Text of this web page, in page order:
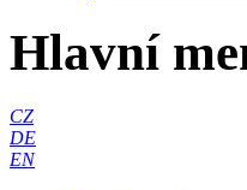
Hlavní
CZ
DE
EN